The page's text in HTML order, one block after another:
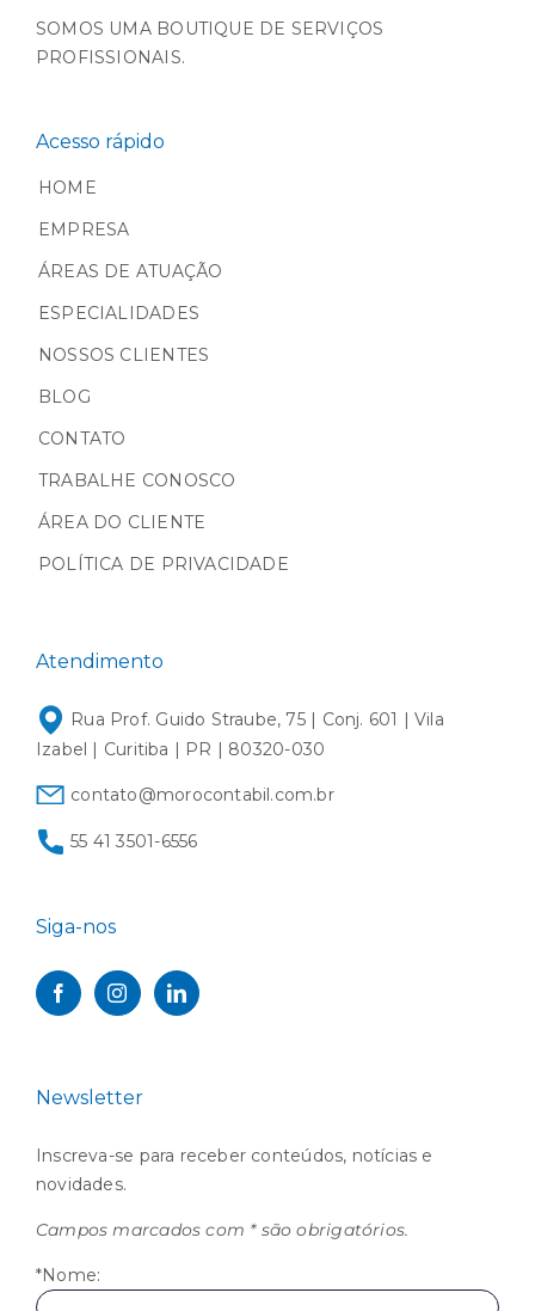
SOMOS UMA BOUTIQUE DE SERVIÇOS
PROFISSIONAIS.
Acesso rápido
HOME
EMPRESA
ÁREAS DE ATUAÇÃO
ESPECIALIDADES
NOSSOS CLIENTES
BLOG
CONTATO
TRABALHE CONOSCO
ÁREA DO CLIENTE
POLÍTICA DE PRIVACIDADE
Atendimento
Rua Prof. Guido Straube, 75 | Conj. 601 | Vila
Izabel | Curitiba | PR | 80320-030
contato@morocontabil.com.br
55 41 3501-6556
Siga-nos
Newsletter
Inscreva-se para receber conteúdos, notícias e
novidades.
Campos marcados com * são obrigatórios.
*Nome: